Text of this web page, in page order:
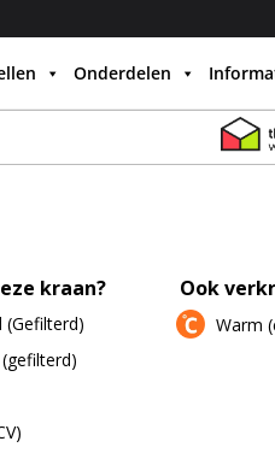
Onderdelen
kraan? Ook
(Gefilterd)
Warm